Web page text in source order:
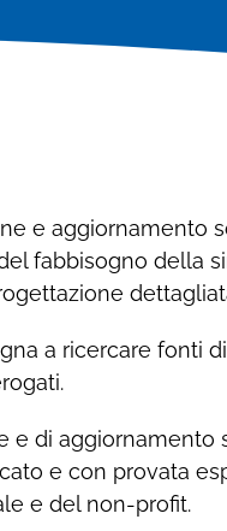
Richiedi
e aggiornamento
fabbisogno della
a ricercare fonti
e di aggiornamento
e con provata
e del non-profit.